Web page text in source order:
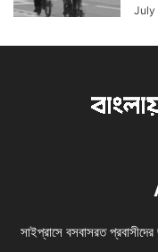
July
সাইপ্রাসে বসবাসরত